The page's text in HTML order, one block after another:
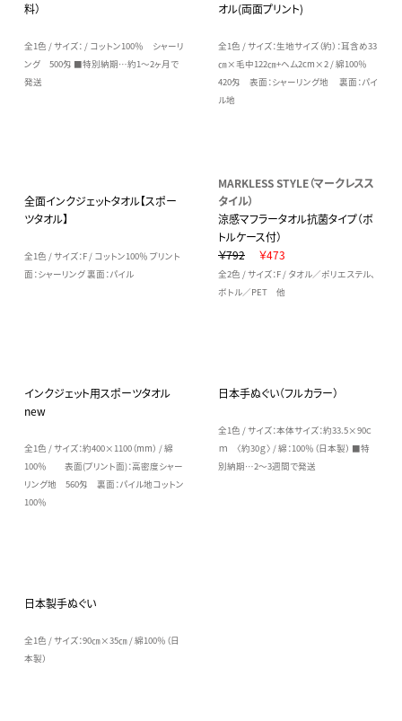
料）
全1色 / サイズ： / コットン100％ シャーリ
ング 500匁 ■特別納期…約1～2ヶ月で
発送
オル(両面プリント)
全1色 / サイズ：生地サイズ（約）：耳含め33
㎝×毛中122㎝+ヘム2cm×2 / 綿100％
420匁 表面：シャーリング地 裏面：パイ
ル地
全面インクジェットタオル【スポー
ツタオル】
全1色 / サイズ：F / コットン100％ プリント
面：シャーリング 裏面：パイル
MARKLESS STYLE（マークレスス
タイル）
涼感マフラータオル抗菌タイプ（ボ
トルケース付）
￥792
￥473
全2色 / サイズ：F / タオル／ポリエステル、
ボトル／PET 他
インクジェット用スポーツタオル
new
全1色 / サイズ：約400×1100（mm） / 綿
100％ 表面(プリント面)：高密度シャー
リング地 560匁 裏面：パイル地コットン
100％
日本手ぬぐい（フルカラー）
全1色 / サイズ：本体サイズ：約33.5×90ｃ
ｍ 〈約30ｇ〉 / 綿：100％（日本製） ■特
別納期…2～3週間で発送
日本製手ぬぐい
全1色 / サイズ：90㎝×35㎝ / 綿100％（日
本製）